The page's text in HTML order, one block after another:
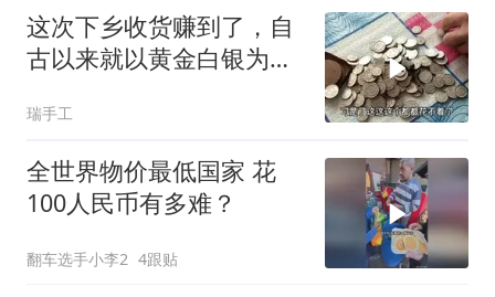
这次下乡收货赚到了，自
古以来就以黄金白银为富
瑞手工
全世界物价最低国家 花
100人民币有多难？
翻车选手小李2 4跟贴